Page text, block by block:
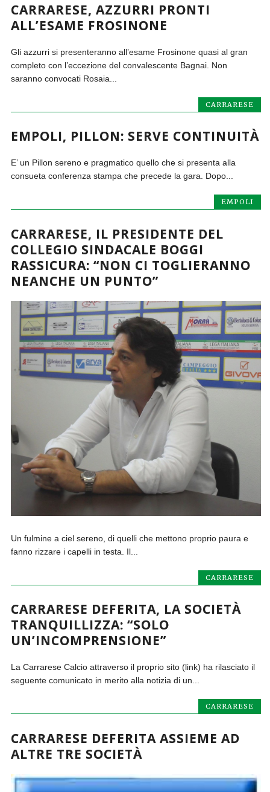
CARRARESE, AZZURRI PRONTI
ALL’ESAME FROSINONE
Gli azzurri si presenteranno all’esame Frosinone quasi al gran
completo con l’eccezione del convalescente Bagnai. Non
saranno convocati Rosaia...
CARRARESE
EMPOLI, PILLON: SERVE CONTINUITÀ
E’ un Pillon sereno e pragmatico quello che si presenta alla
consueta conferenza stampa che precede la gara. Dopo...
EMPOLI
CARRARESE, IL PRESIDENTE DEL
COLLEGIO SINDACALE BOGGI
RASSICURA: “NON CI TOGLIERANNO
NEANCHE UN PUNTO”
Un fulmine a ciel sereno, di quelli che mettono proprio paura e
fanno rizzare i capelli in testa. Il...
CARRARESE
CARRARESE DEFERITA, LA SOCIETÀ
TRANQUILLIZZA: “SOLO
UN’INCOMPRENSIONE”
La Carrarese Calcio attraverso il proprio sito (link) ha rilasciato il
seguente comunicato in merito alla notizia di un...
CARRARESE
CARRARESE DEFERITA ASSIEME AD
ALTRE TRE SOCIETÀ